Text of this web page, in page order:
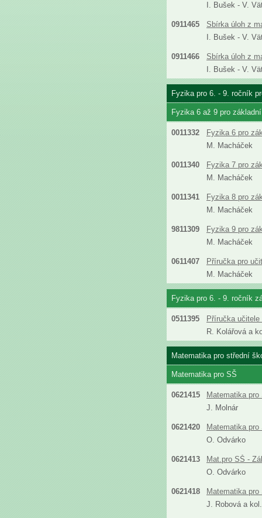
I. Bušek - V.
0911465
Sbírka úloh z
I. Bušek - V.
0911466
Sbírka úloh z
I. Bušek - V.
Fyzika pro 6. - 9. ročník
Fyzika 6 až 9 pro
0011332
Fyzika 6 pro
M. Macháček
0011340
Fyzika 7 pro
M. Macháček
0011341
Fyzika 8 pro
M. Macháček
9811309
Fyzika 9 pro
M. Macháček
0611407
Příručka pro
M. Macháček
Fyzika pro 6. - 9. ročník
0511395
Příručka
R. Kolářová a
Matematika pro střední
Matematika pro SŠ
0621415
Matematika
J. Molnár
0621420
Matematika
O. Odvárko
0621413
Mat.pro SŠ -
O. Odvárko
0621418
Matematika
J. Robová a kol.